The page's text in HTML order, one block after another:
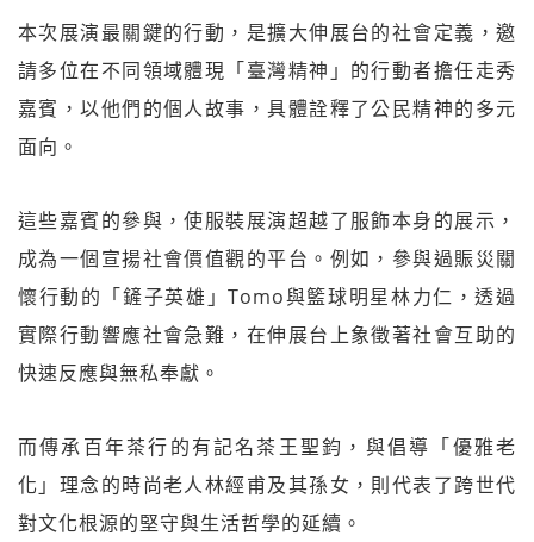
本次展演最關鍵的行動，是擴大伸展台的社會定義，邀
請多位在不同領域體現「臺灣精神」的行動者擔任走秀
嘉賓，以他們的個人故事，具體詮釋了公民精神的多元
面向。
這些嘉賓的參與，使服裝展演超越了服飾本身的展示，
成為一個宣揚社會價值觀的平台。例如，參與過賑災關
懷行動的「鏟子英雄」Tomo與籃球明星林力仁，透過
實際行動響應社會急難，在伸展台上象徵著社會互助的
快速反應與無私奉獻。
而傳承百年茶行的有記名茶王聖鈞，與倡導「優雅老
化」理念的時尚老人林經甫及其孫女，則代表了跨世代
對文化根源的堅守與生活哲學的延續。